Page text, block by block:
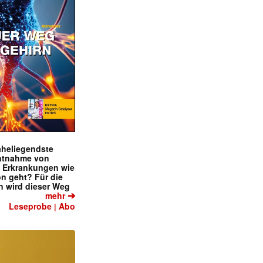
von
wie
geht? Für die
wird dieser Weg
mehr➔
Leseprobe |Abo